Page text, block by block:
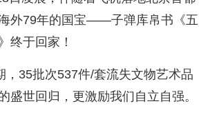
外79年的国宝——子弹库帛书《五
终于回家！
，35批次537件/套流失文物艺术品
盛世回归，更激励我们自立自强。